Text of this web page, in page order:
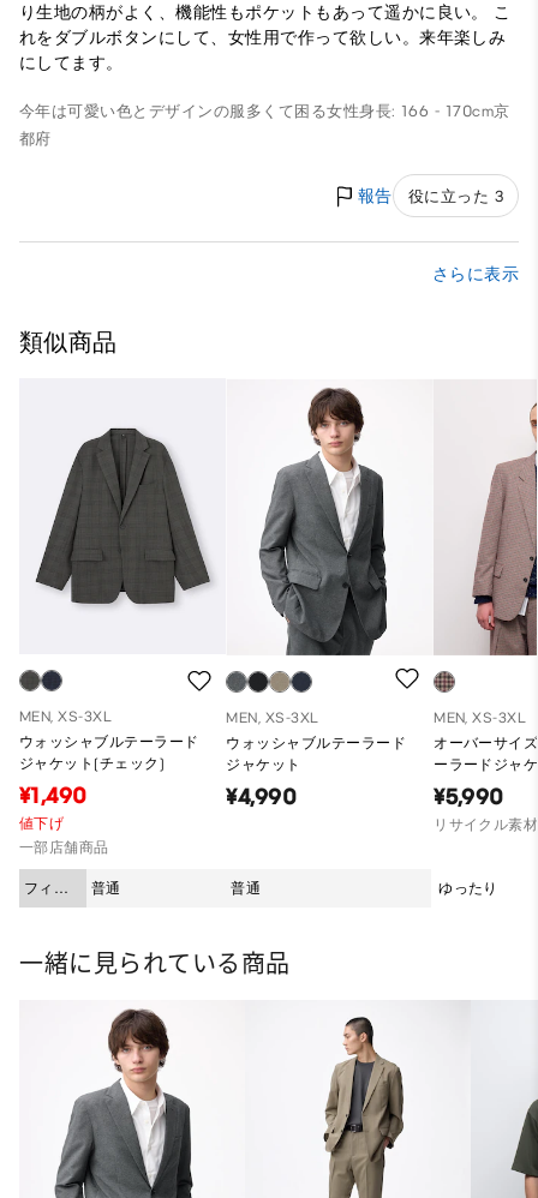
り生地の柄がよく、機能性もポケットもあって遥かに良い。 こ
れをダブルボタンにして、女性用で作って欲しい。来年楽しみ
にしてます。
今年は可愛い色とデザインの服多くて困る女性身長: 166 - 170cm京
都府
報告 役に立った 3
さらに表示
類似商品
MEN, XS-3XL
ウォッシャブルテーラード
ジャケット(チェック)
¥1,490
値下げ
一部店舗商品
フィッ
ト
普通
MEN, XS-3XL
ウォッシャブルテーラード
ジャケット
¥4,990
普通
MEN, XS-3XL
オーバーサイ
ーラードジャ
¥5,990
リサイクル素材
ゆったり
一緒に見られている商品